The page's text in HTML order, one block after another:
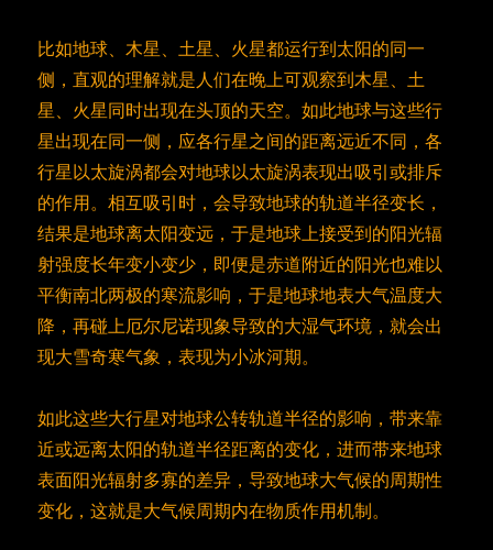
比如地球、木星、土星、火星都运行到太阳的同一
侧，直观的理解就是人们在晚上可观察到木星、土
星、火星同时出现在头顶的天空。如此地球与这些行
星出现在同一侧，应各行星之间的距离远近不同，各
行星以太旋涡都会对地球以太旋涡表现出吸引或排斥
的作用。相互吸引时，会导致地球的轨道半径变长，
结果是地球离太阳变远，于是地球上接受到的阳光辐
射强度长年变小变少，即便是赤道附近的阳光也难以
平衡南北两极的寒流影响，于是地球地表大气温度大
降，再碰上厄尔尼诺现象导致的大湿气环境，就会出
现大雪奇寒气象，表现为小冰河期。
如此这些大行星对地球公转轨道半径的影响，带来靠
近或远离太阳的轨道半径距离的变化，进而带来地球
表面阳光辐射多寡的差异，导致地球大气候的周期性
变化，这就是大气候周期内在物质作用机制。